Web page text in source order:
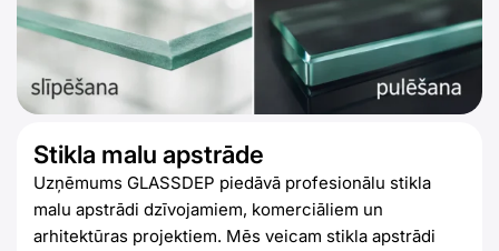
Stikla malu apstrāde
Uzņēmums GLASSDEP piedāvā profesionālu stikla
malu apstrādi dzīvojamiem, komerciāliem un
arhitektūras projektiem. Mēs veicam stikla apstrādi